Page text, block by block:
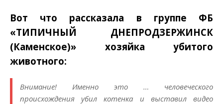
Вот что рассказала в группе ФБ
«ТИПИЧНЫЙ ДНЕПРОДЗЕРЖИНСК
(Каменское)» хозяйка убитого
животного:
Внимание! Именно это … человеческого
происхождения убил котенка и выставил видео